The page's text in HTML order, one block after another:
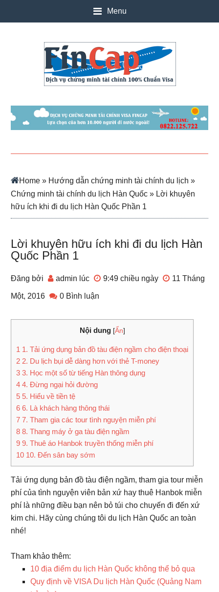
Menu
Home » Hướng dẫn chứng minh tài chính du lịch »
Chứng minh tài chính du lịch Hàn Quốc » Lời khuyên
hữu ích khi đi du lịch Hàn Quốc Phần 1
Lời khuyên hữu ích khi đi du lịch Hàn
Quốc Phần 1
Đăng bởi admin lúc 9:49 chiều ngày 11 Tháng
Một, 2016 0 Bình luận
Nội dung [Ẩn]
1 1. Tải ứng dụng bản đồ tàu điện ngầm cho điện thoại
2 2. Du lịch bụi dễ dàng hơn với thẻ T-money
3 3. Học một số từ tiếng Hàn thông dụng
4 4. Đừng ngại hỏi đường
5 5. Hiểu về tiền tệ
6 6. Là khách hàng thông thái
7 7. Tham gia các tour tình nguyện miễn phí
8 8. Thang máy ở ga tàu điện ngầm
9 9. Thuê áo Hanbok truyền thống miễn phí
10 10. Đến sân bay sớm
Tải ứng dụng bản đồ tàu điện ngầm, tham gia tour miễn
phí của tình nguyện viên bản xứ hay thuê Hanbok miễn
phí là những điều bạn nên bỏ túi cho chuyến đi đến xứ
kim chi. Hãy cùng chúng tôi du lịch Hàn Quốc an toàn
nhé!
Tham khảo thêm:
10 địa điểm du lịch Hàn Quốc không thể bỏ qua
Quy định về VISA Du lịch Hàn Quốc (Quảng Nam